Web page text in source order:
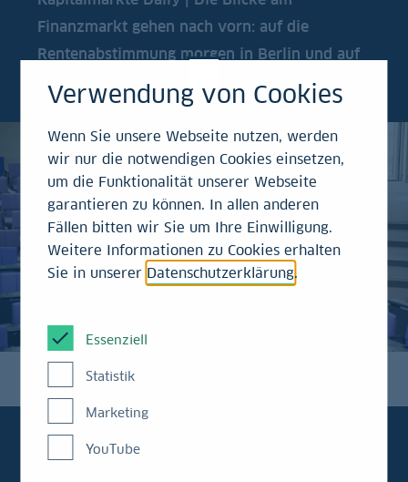
Finanzmarkt gehen nach vorn: auf die
Rentenabstimmung morgen in Berlin und auf
die nächste Fed-Sitzung.
Verwendung von Cookies
Wenn Sie unsere Webseite nutzen, werden
wir nur die notwendigen Cookies einsetzen,
um die Funktionalität unserer Webseite
garantieren zu können. In allen anderen
Fällen bitten wir Sie um Ihre Einwilligung.
Weitere Informationen zu Cookies erhalten
Sie in unserer Datenschutzerklärung
Essenziell
Statistik
Marketing
YouTube